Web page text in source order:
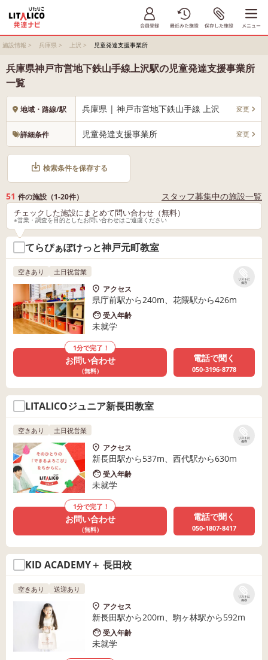
施設情報 > 兵庫県 > 上沢 > 児童発達支援事業所
兵庫県神戸市営地下鉄山手線上沢駅の児童発達支援事業所
一覧
地域・路線/駅 兵庫県 | 神戸市営地下鉄山手線 上沢 変更
詳細条件 児童発達支援事業所 変更
検索条件を保存する
51 件の施設（1-20件） スタッフ募集中の施設一覧
チェックした施設にまとめて問い合わせ（無料）
※営業・調査を目的としたお問い合わせはご遠慮ください
てらぴぁぽけっと神戸元町教室
リストに
保存
空きあり 土日祝営業
アクセス
県庁前駅から240m、花隈駅から426m
受入年齢
未就学
1分で完了！
お問い合わせ
（無料）
電話で聞く
050-3196-8778
LITALICOジュニア新長田教室
リストに
保存
空きあり 土日祝営業
アクセス
新長田駅から537m、西代駅から630m
受入年齢
未就学
1分で完了！
お問い合わせ
（無料）
電話で聞く
050-1807-8417
KID ACADEMY＋ 長田校
リストに
保存
空きあり 送迎あり
アクセス
新長田駅から200m、駒ヶ林駅から592m
受入年齢
未就学